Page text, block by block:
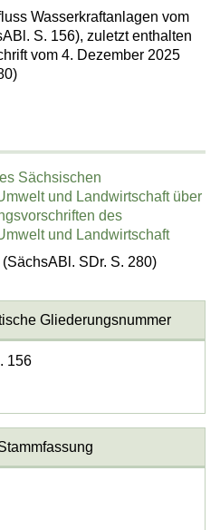
Wasserkraftanlagen vom
S. 156), zuletzt enthalten
vom 4. Dezember 2025
Sächsischen
und Landwirtschaft über
des
und Landwirtschaft
SDr. S. 280)
Gliederungsnummer
156